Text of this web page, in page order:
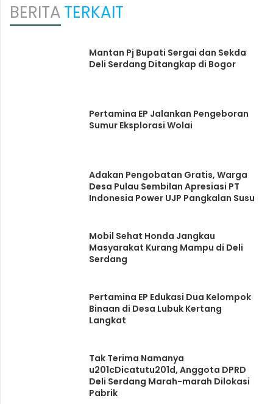
BERITATERKAIT
Mantan Pj Bupati Sergai dan Sekda
Deli Serdang Ditangkap di Bogor
Pertamina EP Jalankan Pengeboran
Sumur Eksplorasi Wolai
Adakan Pengobatan Gratis, Warga
Desa Pulau Sembilan Apresiasi PT
Indonesia Power UJP Pangkalan Susu
Mobil Sehat Honda Jangkau
Masyarakat Kurang Mampu di Deli
Serdang
Pertamina EP Edukasi Dua Kelompok
Binaan di Desa Lubuk Kertang
Langkat
Tak Terima Namanya
u201cDicatutu201d, Anggota DPRD
Deli Serdang Marah-marah Dilokasi
Pabrik